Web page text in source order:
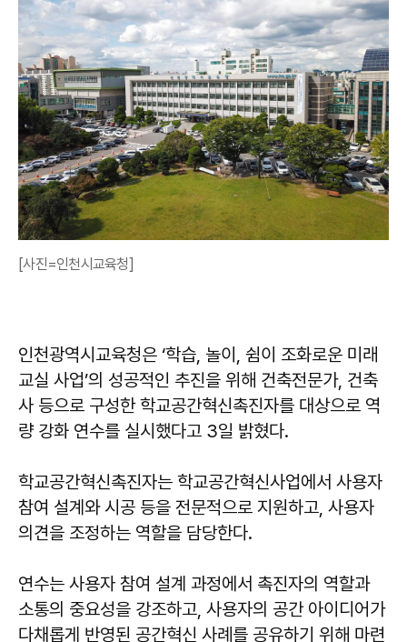
[사진=인천시교육청]
인천광역시교육청은 ‘학습, 놀이, 쉼이 조화로운 미래
교실 사업’의 성공적인 추진을 위해 건축전문가, 건축
사 등으로 구성한 학교공간혁신촉진자를 대상으로 역
량 강화 연수를 실시했다고 3일 밝혔다.
학교공간혁신촉진자는 학교공간혁신사업에서 사용자
참여 설계와 시공 등을 전문적으로 지원하고, 사용자
의견을 조정하는 역할을 담당한다.
연수는 사용자 참여 설계 과정에서 촉진자의 역할과
소통의 중요성을 강조하고, 사용자의 공간 아이디어가
다채롭게 반영된 공간혁신 사례를 공유하기 위해 마련